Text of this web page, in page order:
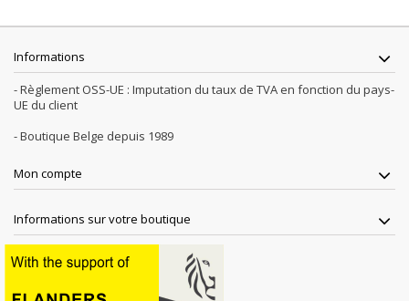
Informations
- Règlement OSS-UE : Imputation du taux de TVA en fonction du pays-
UE du client
- Boutique Belge depuis 1989
Mon compte
Informations sur votre boutique